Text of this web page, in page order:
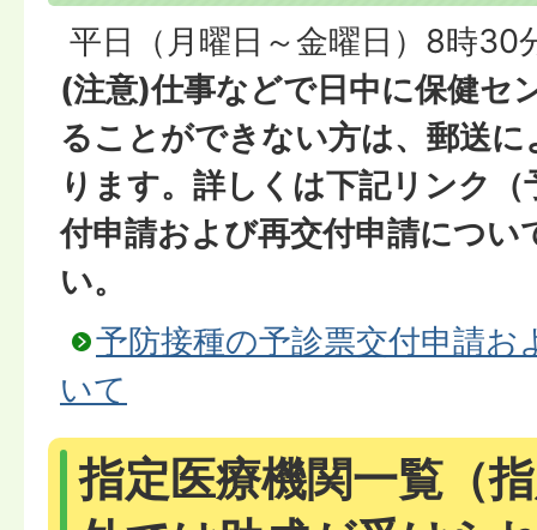
平日（月曜日～金曜日）8時30
(注意)仕事などで日中に保健セ
ることができない方は、郵送
ります。詳しくは下記リンク（
付申請および再交付申請につい
い。
予防接種の予診票交付申請お
いて
指定医療機関一覧（